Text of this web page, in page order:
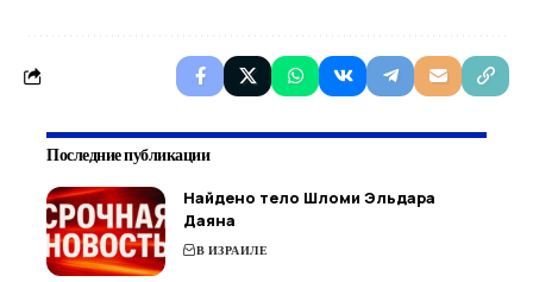
Последние публикации
Найдено тело Шломи Эльдара
Даяна
В ИЗРАИЛЕ